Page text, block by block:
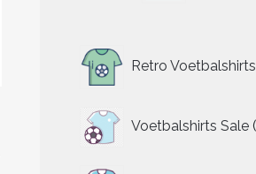
Retro Voetbalshirts
Voetbalshirts Sale